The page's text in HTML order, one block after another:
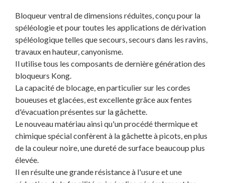
Bloqueur ventral de dimensions réduites, conçu pour la
spéléologie et pour toutes les applications de dérivation
spéléologique telles que secours, secours dans les ravins,
travaux en hauteur, canyonisme.
Il utilise tous les composants de dernière génération des
bloqueurs Kong.
La capacité de blocage, en particulier sur les cordes
boueuses et glacées, est excellente grâce aux fentes
d'évacuation présentes sur la gâchette.
Le nouveau matériau ainsi qu'un procédé thermique et
chimique spécial confèrent à la gâchette à picots, en plus
de la couleur noire, une dureté de surface beaucoup plus
élevée.
Il en résulte une grande résistance à l'usure et une